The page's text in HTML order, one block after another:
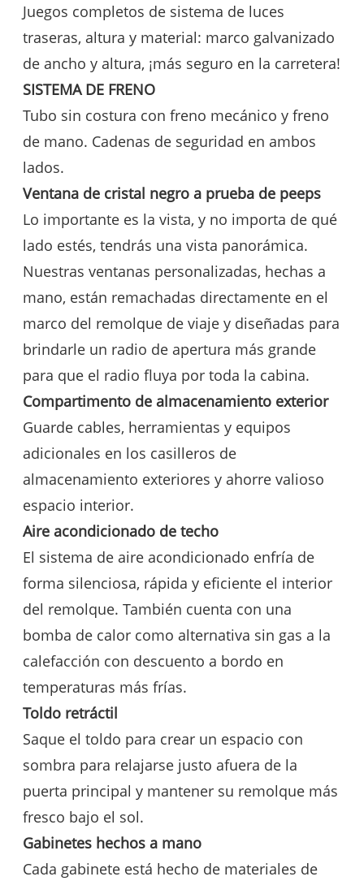
Juegos completos de sistema de luces
traseras, altura y material: marco galvanizado
de ancho y altura, ¡más seguro en la carretera!
SISTEMA DE FRENO
Tubo sin costura con freno mecánico y freno
de mano. Cadenas de seguridad en ambos
lados.
Ventana de cristal negro a prueba de peeps
Lo importante es la vista, y no importa de qué
lado estés, tendrás una vista panorámica.
Nuestras ventanas personalizadas, hechas a
mano, están remachadas directamente en el
marco del remolque de viaje y diseñadas para
brindarle un radio de apertura más grande
para que el radio fluya por toda la cabina.
Compartimento de almacenamiento exterior
Guarde cables, herramientas y equipos
adicionales en los casilleros de
almacenamiento exteriores y ahorre valioso
espacio interior.
Aire acondicionado de techo
El sistema de aire acondicionado enfría de
forma silenciosa, rápida y eficiente el interior
del remolque. También cuenta con una
bomba de calor como alternativa sin gas a la
calefacción con descuento a bordo en
temperaturas más frías.
Toldo retráctil
Saque el toldo para crear un espacio con
sombra para relajarse justo afuera de la
puerta principal y mantener su remolque más
fresco bajo el sol.
Gabinetes hechos a mano
Cada gabinete está hecho de materiales de